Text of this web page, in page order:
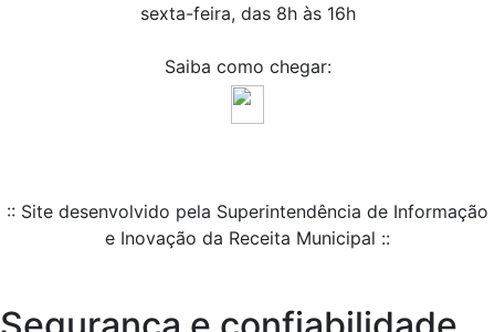
sexta-feira, das 8h às 16h
Saiba como chegar:
:: Site desenvolvido pela Superintendência de Informação
e Inovação da Receita Municipal ::